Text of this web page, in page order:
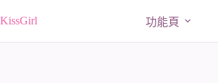
至
主
KissGirl 功能頁